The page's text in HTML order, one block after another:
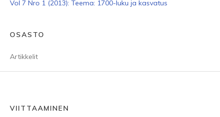
Vol 7 Nro 1 (2013): Teema: 1700-luku ja kasvatus
OSASTO
Artikkelit
VIITTAAMINEN